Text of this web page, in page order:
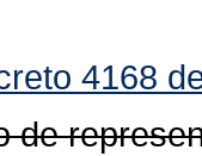
4168
de